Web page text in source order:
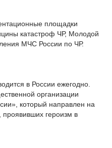
площадки
катастроф ЧР, Молодой
МЧС России по ЧР.
в России ежегодно.
организации
который направлен на
героизм в